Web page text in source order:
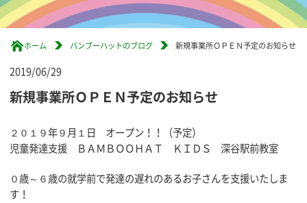
ホーム バンブーハットのブログ 新規事業所ＯＰＥＮ予定のお知らせ
2019/06/29
新規事業所ＯＰＥＮ予定のお知らせ
２０１９年９月１日 オープン！！（予定）
児童発達支援 ＢＡＭＢＯＯＨＡＴ ＫＩＤＳ 深谷駅前教室
０歳～６歳の就学前で発達の遅れのあるお子さんを支援いたしま
す！